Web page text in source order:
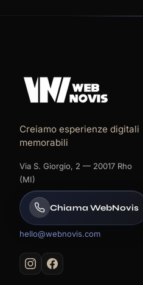
Creiamo esperienze digitali
memorabili
Via S. Giorgio, 2 — 20017 Rho
(MI)
Chiama WebNovis
hello@webnovis.com